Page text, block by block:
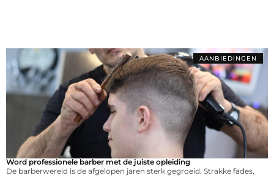
AANBIEDINGEN
Word professionele barber met de juiste opleiding
De barberwereld is de afgelopen jaren sterk gegroeid. Strakke fades,